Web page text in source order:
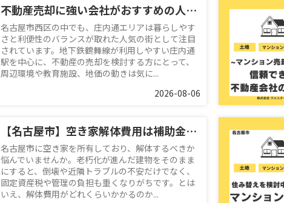
不動産売却に強い会社がおすすめの人気エリア！庄内通駅周辺が魅力的な理由とは？
名古屋市西区の中でも、庄内通エリアは暮らしやす
さと利便性のバランスが取れた人気の街として注目
されています。地下鉄鶴舞線が利用しやすい庄内通
駅を中心に、不動産の売却を検討する方にとって、
周辺環境や教育施設、地価の動きは気に...
2026-08-06
【名古屋市】空き家解体費用は補助金で安く抑える方法は？名古屋空き家相続不動産売却センターへ無料相談のすすめ
名古屋市に空き家を所有しており、解体するべきか
悩んでいませんか。老朽化が進んだ建物をそのまま
にすると、倒壊や近隣トラブルの不安だけでなく、
固定資産税や管理の負担も重くなりがちです。とは
いえ、解体費用がどれくらいかかるのか...